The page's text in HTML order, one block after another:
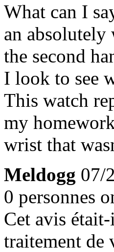
What can I
an absolutely
the second
I look to see
This watch
my
wrist that
Meldogg 07/
0 personnes
Cet avis
traitement de